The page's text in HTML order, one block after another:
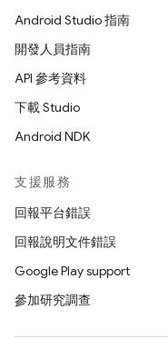
Android Studio 指南
開發人員指南
API 參考資料
下載 Studio
Android NDK
支援服務
回報平台錯誤
回報說明文件錯誤
Google Play support
參加研究調查